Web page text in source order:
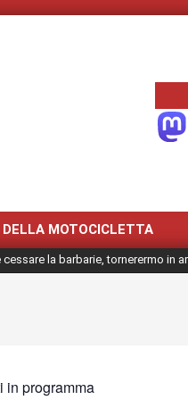
DELLA MOTOCICLETTA
la barbarie, tornerermo in
in programma